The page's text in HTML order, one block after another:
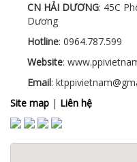
CN HẢI DƯƠNG: 45C
Dương
Hotline: 0964.787.599
Website:
Email:
Site map | Liên hệ